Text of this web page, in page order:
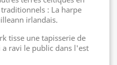
: La harpe
irlandais.
tisse une tapisserie de
a ravi le public dans l'est